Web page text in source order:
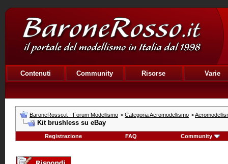
Contenuti Community Risorse Varie
BaroneRosso.it - Forum Modellismo > Categoria Aeromodellismo >
Kit brushless su eBay
Registrazione FAQ Community